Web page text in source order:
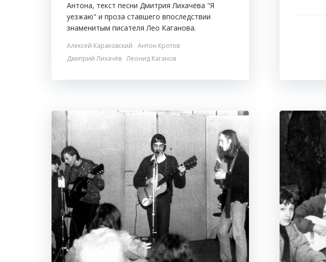
Антона, текст песни Дмитрия Лихачёва "Я
уезжаю" и проза ставшего впоследствии
знаменитым писателя Лео Каганова.
Алексей Караковский
Антон Кротов
Дмитрий Лихачёв Леонид Каганов